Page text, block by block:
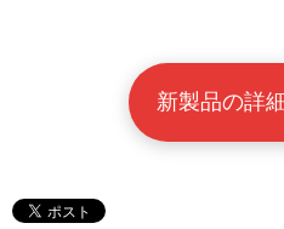
新製品の詳